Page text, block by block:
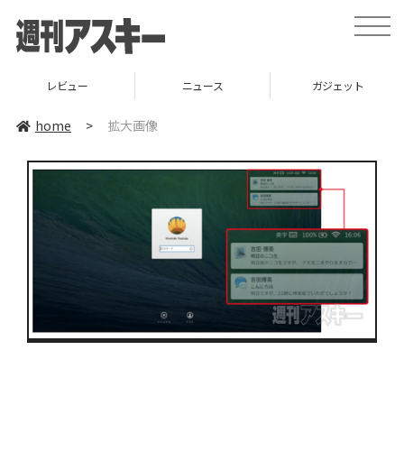
toggle
レビュー ニュース ガジェット
home > 拡大画像